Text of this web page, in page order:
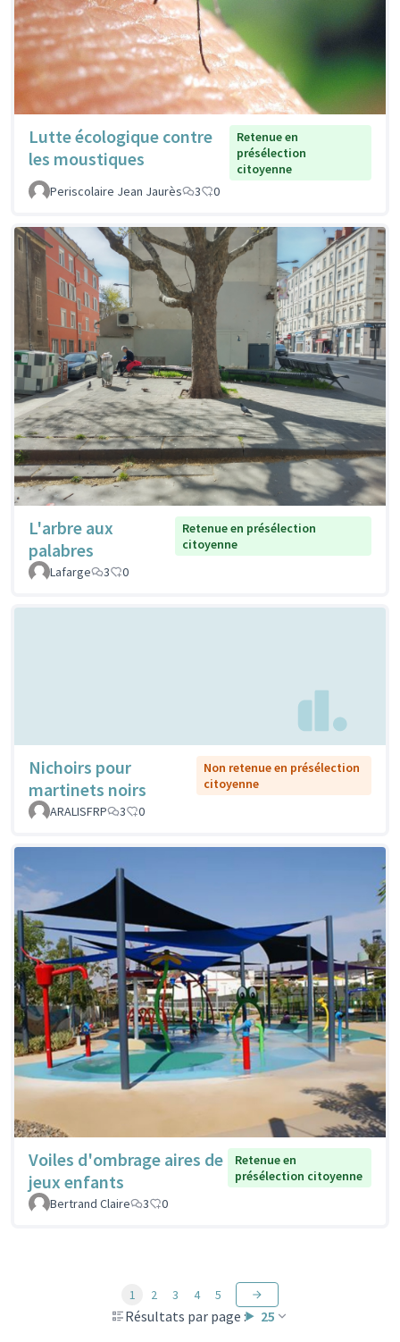
Lutte écologique contre
les moustiques
Retenue en
présélection
citoyenne
Periscolaire Jean Jaurès
3 0
L'arbre aux
palabres
Retenue en présélection
citoyenne
Lafarge
3 0
Nichoirs pour
martinets noirs
Non retenue en présélection
citoyenne
ARALISFRP
3 0
Voiles d'ombrage aires de
jeux enfants
Retenue en
présélection citoyenne
Bertrand Claire
3 0
Résultats par page : 25
1 2 3 4 5